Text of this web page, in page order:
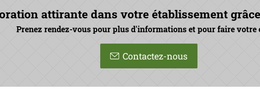
attirante dans votre établissement
Prenez rendez-vous pour plus d'informations et pour faire votre
Contactez-nous